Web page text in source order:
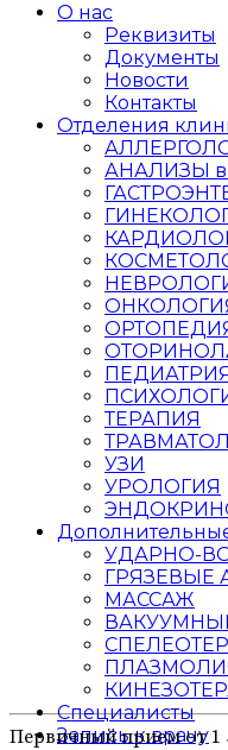
О нас
Реквизиты
Документы
Новости
Контакты
Отделения
АНАЛИЗЫ в
ТЕРАПИЯ
УЗИ
УРОЛОГИЯ
УДАРНО-
ГРЯЗЕВЫЕ
МАССАЖ
Специалисты
Запись к врачу
Первичный прием от 1